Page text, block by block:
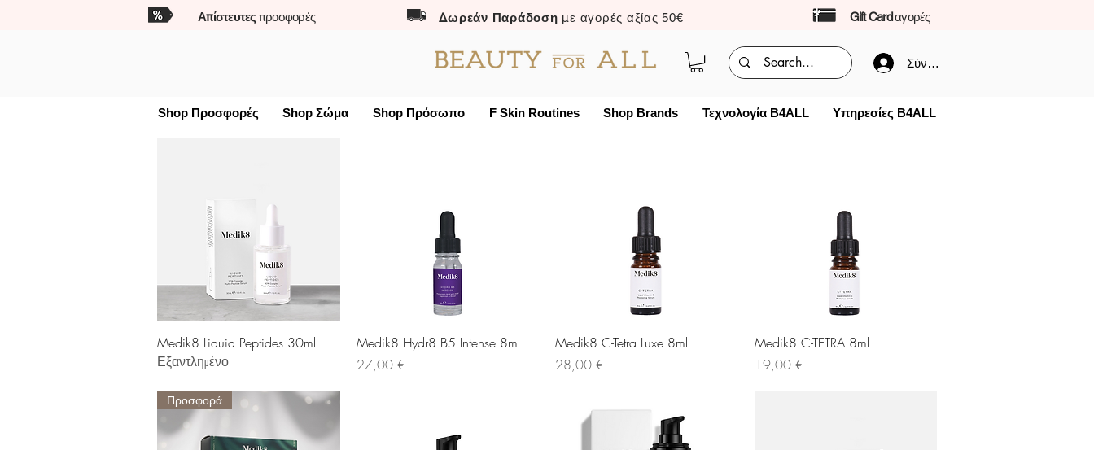
Απίστευτες προσφορές Δωρεάν Παράδοση με αγορές αξίας 50€ Gift Cardαγορές
Σύνδεση
Shop Προσφορές Shop Σώμα Shop Πρόσωπο F Skin Routines Shop Brands Τεχνολογία B4ALL Υπηρεσίες B4ALL
Γρήγορη προβολή
Medik8 Liquid Peptides 30ml
Εξαντλημένο
Γρήγορη προβολή
Medik8 Hydr8 B5 Intense 8ml
Τιμή
27,00 €
Γρήγορη προβολή
Medik8 C-Tetra Luxe 8ml
Τιμή
28,00 €
Γρήγορη προβολή
Medik8 C-TETRA 8ml
Τιμή
19,00 €
Προσφορά